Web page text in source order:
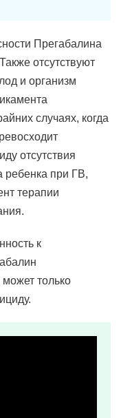
Прегабалина
отсутствуют
и организм
случаях, когда
отсутствия
ребенка при ГВ,
терапии
к
может только